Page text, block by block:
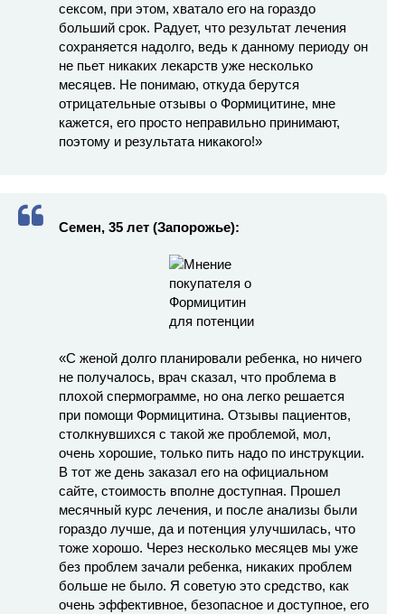
сексом, при этом, хватало его на гораздо
больший срок. Радует, что результат лечения
сохраняется надолго, ведь к данному периоду он
не пьет никаких лекарств уже несколько
месяцев. Не понимаю, откуда берутся
отрицательные отзывы о Формицитине, мне
кажется, его просто неправильно принимают,
поэтому и результата никакого!»
Семен, 35 лет (Запорожье):
«С женой долго планировали ребенка, но ничего
не получалось, врач сказал, что проблема в
плохой спермограмме, но она легко решается
при помощи Формицитина. Отзывы пациентов,
столкнувшихся с такой же проблемой, мол,
очень хорошие, только пить надо по инструкции.
В тот же день заказал его на официальном
сайте, стоимость вполне доступная. Прошел
месячный курс лечения, и после анализы были
гораздо лучше, да и потенция улучшилась, что
тоже хорошо. Через несколько месяцев мы уже
без проблем зачали ребенка, никаких проблем
больше не было. Я советую это средство, как
очень эффективное, безопасное и доступное, его